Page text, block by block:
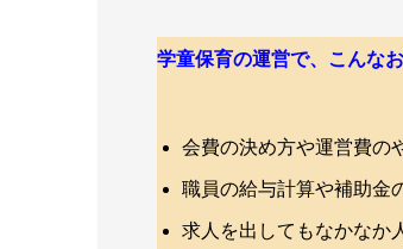
学童保育の運営で、こんな
会費の決め方や運営費の
職員の給与計算や補助金
求人を出してもなかなか